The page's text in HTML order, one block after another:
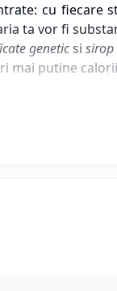
cu fiecare
ta vor fi
geneticsi sirop
mai putine